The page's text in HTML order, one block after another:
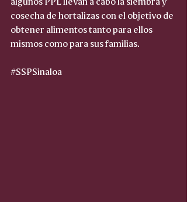
cosecha de hortalizas con el objetivo de
obtener alimentos tanto para ellos
mismos como para sus familias.
#SSPSinaloa